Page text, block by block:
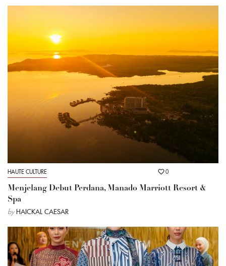
HAUTE CULTURE 0
Menjelang Debut Perdana, Manado Marriott Resort &
Spa
by HAICKAL CAESAR